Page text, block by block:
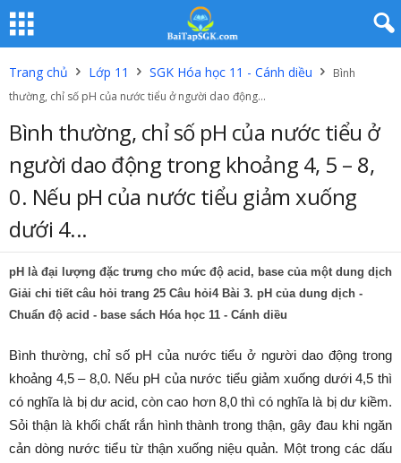
Trang chủ Lớp 11 SGK Hóa học 11 - Cánh diều
Bình
thường, chỉ số pH của nước tiểu ở người dao động...
Bình thường, chỉ số pH của nước tiểu ở
người dao động trong khoảng 4, 5 – 8,
0. Nếu pH của nước tiểu giảm xuống
dưới 4...
pH là đại lượng đặc trưng cho mức độ acid, base của một dung dịch
Giải chi tiết câu hỏi trang 25 Câu hỏi4 Bài 3. pH của dung dịch -
Chuẩn độ acid - base sách Hóa học 11 - Cánh diều
Bình thường, chỉ số pH của nước tiểu ở người dao động trong
khoảng 4,5 – 8,0. Nếu pH của nước tiểu giảm xuống dưới 4,5 thì
có nghĩa là bị dư acid, còn cao hơn 8,0 thì có nghĩa là bị dư kiềm.
Sỏi thận là khối chất rắn hình thành trong thận, gây đau khi ngăn
cản dòng nước tiểu từ thận xuống niệu quản. Một trong các dấu